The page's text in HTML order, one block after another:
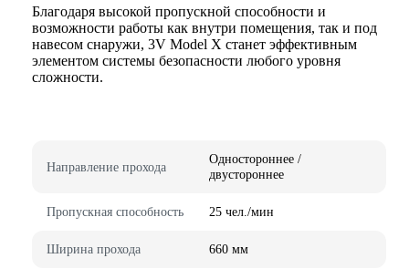
Благодаря высокой пропускной способности и
возможности работы как внутри помещения, так и под
навесом снаружи, 3V Model X станет эффективным
элементом системы безопасности любого уровня
сложности.
Направление прохода
Одностороннее /
двустороннее
Пропускная способность 25 чел./мин
Ширина прохода 660 мм